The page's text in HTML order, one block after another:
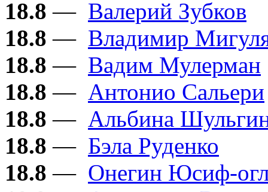
18.8 — Валерий Зубков
18.8 — Владимир
18.8 — Вадим Мулерман
18.8 — Антонио Сальери
18.8 — Альбина
18.8 — Бэла Руденко
18.8 — Онегин Юсиф-